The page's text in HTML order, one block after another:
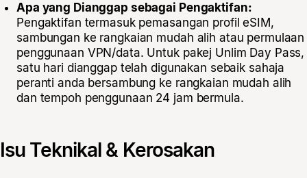
Apa yang Dianggap sebagai Pengaktifan:
Pengaktifan termasuk pemasangan profil eSIM,
sambungan ke rangkaian mudah alih atau permulaan
penggunaan VPN/data. Untuk pakej Unlim Day Pass,
satu hari dianggap telah digunakan sebaik sahaja
peranti anda bersambung ke rangkaian mudah alih
dan tempoh penggunaan 24 jam bermula.
Isu Teknikal & Kerosakan